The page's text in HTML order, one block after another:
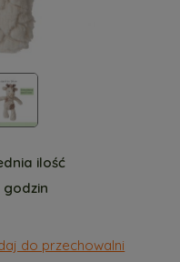
ilość
godzin
do przechowalni